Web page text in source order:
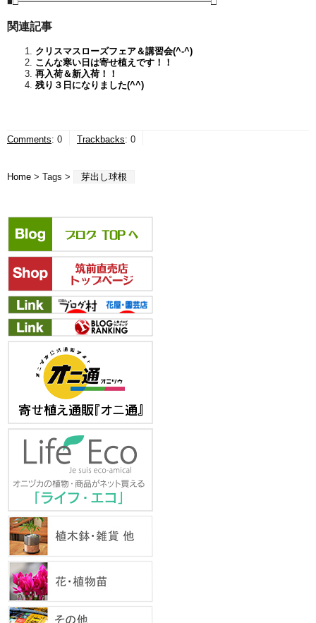
関連記事
クリスマスローズフェア＆講習会(^-^)
こんな寒い日は寄せ植えです！！
再入荷＆新入荷！！
残り３日になりました(^^)
Comments: 0 Trackbacks: 0
Home > Tags > 芽出し球根